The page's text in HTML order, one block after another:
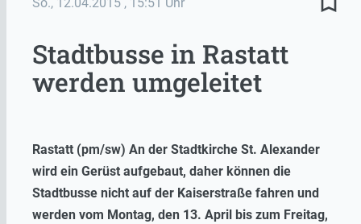
Stadtbusse in Rastatt
werden umgeleitet
Rastatt (pm/sw) An der Stadtkirche St. Alexander
wird ein Gerüst aufgebaut, daher können die
Stadtbusse nicht auf der Kaiserstraße fahren und
werden vom Montag, den 13. April bis zum Freitag,